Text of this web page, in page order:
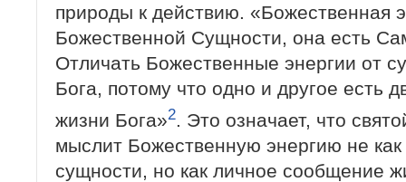
природы к действию. «Божественная
Божественной Сущности, она есть
Отличать Божественные энергии от
Бога, потому что одно и другое есть
жизни Бога»2. Это означает, что
мыслит Божественную энергию не
сущности, но как личное сообщение